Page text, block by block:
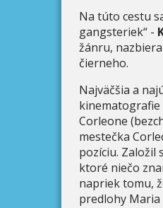
Na túto cestu
gangsteriek“ -
žánru,
čierneho.
Najväčšia a
kinematografie
Corleone
mestečka
pozíciu. Založil
ktoré niečo
napriek tomu,
predlohy Maria